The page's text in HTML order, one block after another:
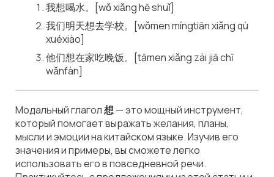
我想喝水。[wǒ xiǎng hē shuǐ]
我们明天想去学校。[wǒmen míngtiān xiǎng qù
xuéxiào]
他们想在家吃晚饭。[tāmen xiǎng zài jiā chī
wǎnfàn]
Модальный глагол想— это мощный инструмент,
который помогает выражать желания, планы,
мысли и эмоции на китайском языке. Изучив его
значения и примеры, вы сможете легко
использовать его в повседневной речи.